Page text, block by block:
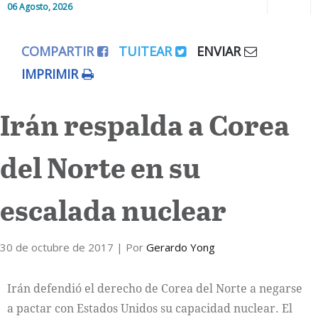
06 Agosto, 2026
Editorial
Colaboradores
Internacional
Cultura
COMPARTIR TUITEAR
ENVIAR
IMPRIMIR
Irán respalda a Corea
del Norte en su
escalada nuclear
30 de octubre de 2017 | Por Gerardo Yong
Irán defendió el derecho de Corea del Norte a negarse
a pactar con Estados Unidos su capacidad nuclear. El